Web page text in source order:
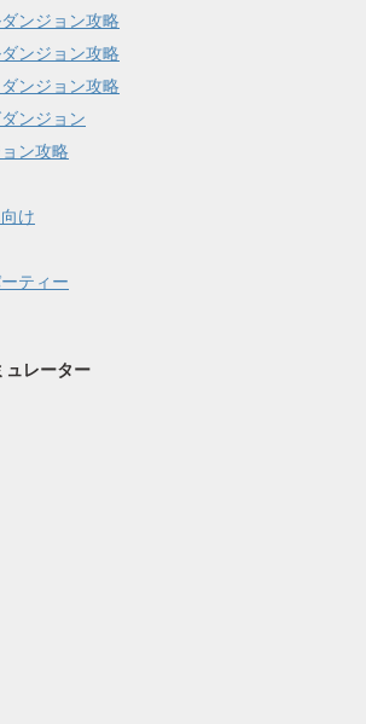
ンジョン攻略
ンジョン攻略
ンジョン攻略
ンジョン
ン攻略
け
ティー
ュレーター